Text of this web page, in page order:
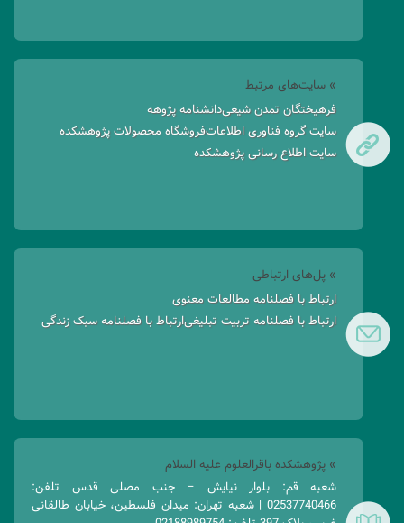
» سایت‌های مرتبط
فرهیختگان تمدن شیعیدانشنامه پژوهه
سایت گروه فناوری اطلاعاتفروشگاه محصولات پژوهشکده
سایت اطلاع رسانی پژوهشکده
» پل‌های ارتباطی
ارتباط با فصلنامه مطالعات معنوی
ارتباط با فصلنامه تربیت تبلیغیارتباط با فصلنامه سبک زندگی
» پژوهشکده باقرالعلوم علیه السلام
شعبه قم: بلوار نیایش – جنب مصلی قدس تلفن:
02537740466 | شعبه تهران: میدان فلسطین، خیابان طالقانی